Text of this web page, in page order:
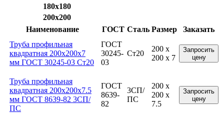
180x180
200x200
Наименование
ГОСТ Сталь Размер
Заказать
Труба профильная
квадратная 200x200x7
мм ГОСТ 30245-03 Ст20
ГОСТ
30245-
03
Ст20
200 x
200 x 7
Запросить
цену
Труба профильная
квадратная 200x200x7.5
мм ГОСТ 8639-82 3СП/
ПС
ГОСТ
8639-
82
3СП/
ПС
200 x
200 x
7.5
Запросить
цену